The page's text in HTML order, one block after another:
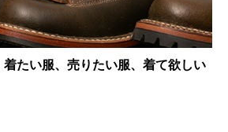
たい服、売りたい服、着て欲しい